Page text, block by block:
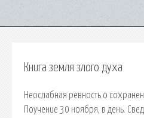
Книга земля злого духа
Неослабная ревность о
Поучение 30 ноября, в день.